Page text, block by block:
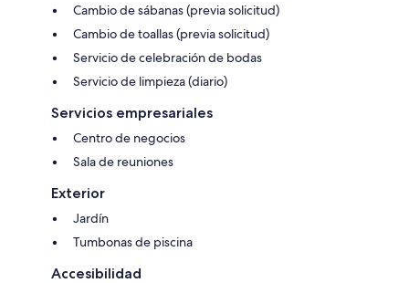
Cambio de sábanas (previa solicitud)
Cambio de toallas (previa solicitud)
Servicio de celebración de bodas
Servicio de limpieza (diario)
Servicios empresariales
Centro de negocios
Sala de reuniones
Exterior
Jardín
Tumbonas de piscina
Accesibilidad